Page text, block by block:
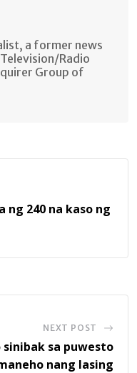
a former news
Radio
Group of
ng 240 na kaso ng
NEXT POST
sinibak sa puwesto
nang lasing